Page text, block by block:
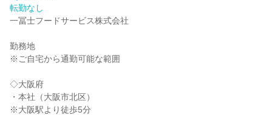
転勤なし
一冨士フードサービス株式会社
勤務地
※ご自宅から通勤可能な範囲
◇大阪府
・本社（大阪市北区）
※大阪駅より徒歩5分